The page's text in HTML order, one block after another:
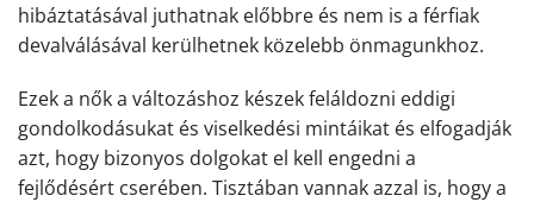
hibáztatásával juthatnak előbbre és nem is a férfiak
devalválásával kerülhetnek közelebb önmagunkhoz.
Ezek a nők a változáshoz készek feláldozni eddigi
gondolkodásukat és viselkedési mintáikat és elfogadják
azt, hogy bizonyos dolgokat el kell engedni a
fejlődésért cserében. Tisztában vannak azzal is, hogy a